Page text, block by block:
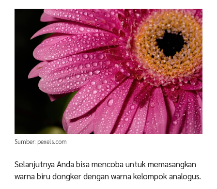
Sumber: pexels.com
Selanjutnya Anda bisa mencoba untuk memasangkan
warna biru dongker dengan warna kelompok analogus.